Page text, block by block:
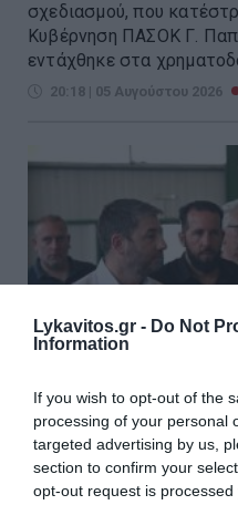
Lykavitos.gr - Do Not
Information
If you wish to opt-out of the
processing of your personal
targeted advertising by us,
section to confirm your
opt-out request is
σχεδιασμού, που
Κυβέρνηση ΠΑΣΟΚ Γ.
εντάχθηκε στα
20:18 | 05 Αυγούστου 2026
Ο